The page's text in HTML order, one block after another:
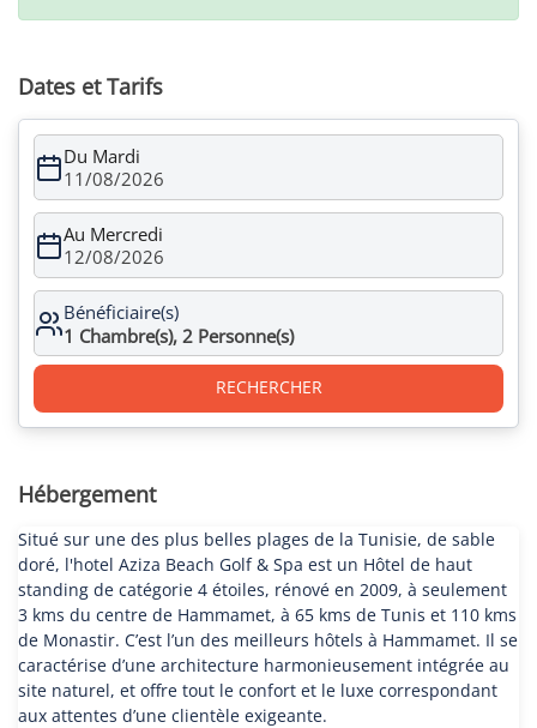
Dates et Tarifs
Du Mardi
11/08/2026
Au Mercredi
12/08/2026
Bénéficiaire(s)
1 Chambre(s), 2 Personne(s)
RECHERCHER
Hébergement
Situé sur une des plus belles plages de la Tunisie, de sable
doré, l'hotel Aziza Beach Golf & Spa est un Hôtel de haut
standing de catégorie 4 étoiles, rénové en 2009, à seulement
3 kms du centre de Hammamet, à 65 kms de Tunis et 110 kms
de Monastir. C’est l’un des meilleurs hôtels à Hammamet. Il se
caractérise d’une architecture harmonieusement intégrée au
site naturel, et offre tout le confort et le luxe correspondant
aux attentes d’une clientèle exigeante.